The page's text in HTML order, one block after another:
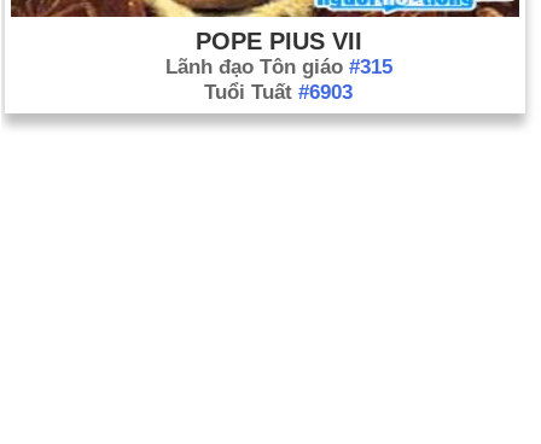
POPE PIUS VII
Lãnh đạo Tôn giáo #315
Tuổi Tuất #6903